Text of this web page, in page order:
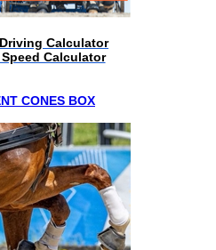
Calculator
Calculator
CONES BOX